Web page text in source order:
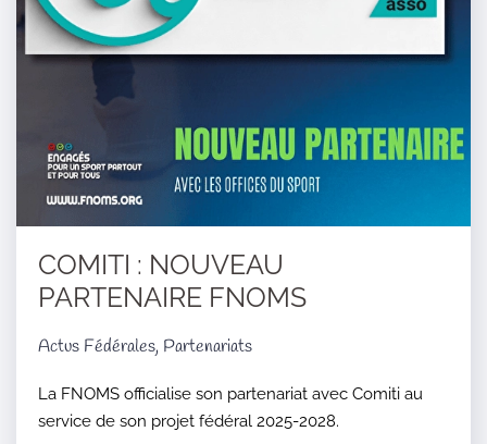
COMITI : NOUVEAU
PARTENAIRE FNOMS
Actus Fédérales, Partenariats
La FNOMS officialise son partenariat avec Comiti au
service de son projet fédéral 2025-2028.